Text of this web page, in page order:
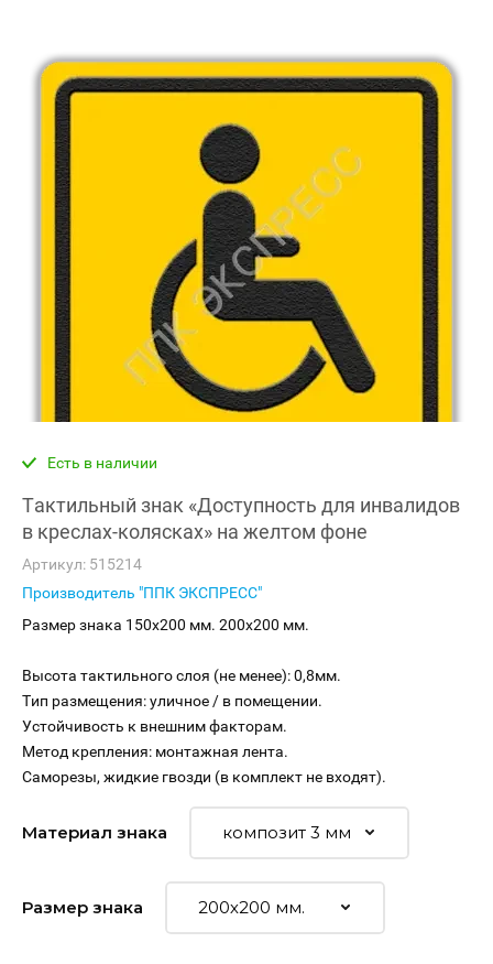
Есть в наличии
Тактильный знак «Доступность для инвалидов
в креслах-колясках» на желтом фоне
Артикул: 515214
Производитель "ППК ЭКСПРЕСС"
Размер знака 150х200 мм. 200х200 мм.
Высота тактильного слоя (не менее): 0,8мм.
Тип размещения: уличное / в помещении.
Устойчивость к внешним факторам.
Метод крепления: монтажная лента.
Саморезы, жидкие гвозди (в комплект не входят).
Материал знака
Размер знака